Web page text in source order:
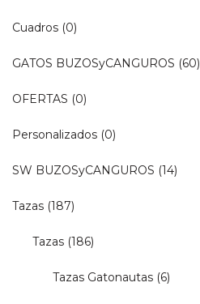
Cuadros (0)
GATOS BUZOSyCANGUROS (60)
OFERTAS (0)
Personalizados (0)
SW BUZOSyCANGUROS (14)
Tazas (187)
Tazas (186)
Tazas Gatonautas (6)